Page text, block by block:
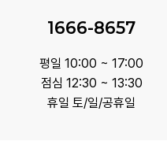
1666-8657
평일 10:00 ~ 17:00
점심 12:30 ~ 13:30
휴일 토/일/공휴일